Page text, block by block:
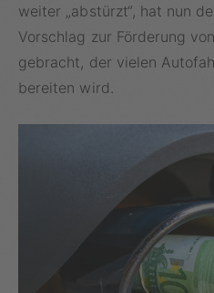
weiter „abstürzt“, hat nun
Vorschlag zur Förderung
gebracht, der vielen
bereiten wird.